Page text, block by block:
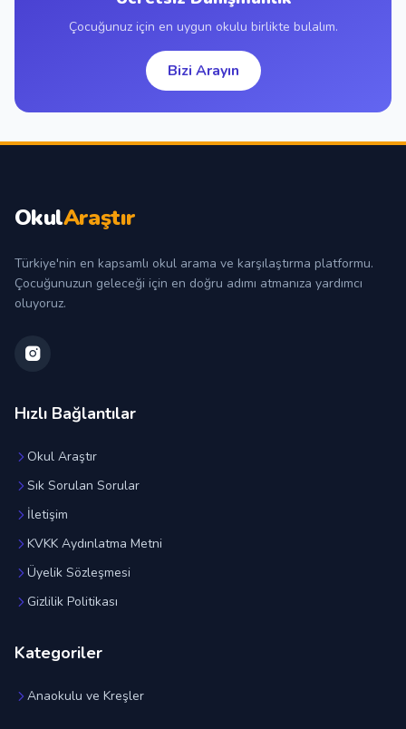
Çocuğunuz için en uygun okulu birlikte bulalım.
Bizi Arayın
OkulAraştır
Türkiye'nin en kapsamlı okul arama ve karşılaştırma platformu.
Çocuğunuzun geleceği için en doğru adımı atmanıza yardımcı
oluyoruz.
Hızlı Bağlantılar
Okul Araştır
Sık Sorulan Sorular
İletişim
KVKK Aydınlatma Metni
Üyelik Sözleşmesi
Gizlilik Politikası
Kategoriler
Anaokulu ve Kreşler